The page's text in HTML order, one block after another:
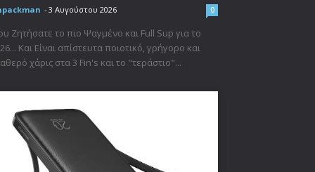
- 3 Αυγούστου 2026 0
Ζητήσατε το πιο Ψαγμένο και Full Sup για το
Και Είναι απίστευτα ποιοτικό, γρήγορο και
χάρις στα 3 Fin's και το "τεράστιο"...